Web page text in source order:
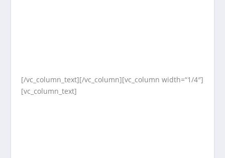
[/vc_column_text][/vc_column][vc_column width=“1/4″]
[vc_column_text]